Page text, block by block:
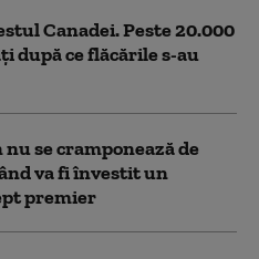
Canadei. Peste 20.000
după ce flăcările s-au
se cramponează de
va fi învestit un
premier